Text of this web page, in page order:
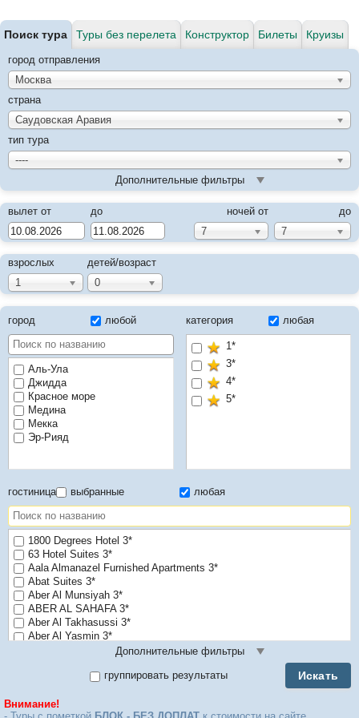
Поиск тура Туры без перелета Конструктор Билеты Круизы
город отправления
Москва
страна
Саудовская Аравия
тип тура
----
Дополнительные фильтры
вылет от
ночей от
7
до
до
7
взрослых
1
детей/возраст
0
город любой
Аль-Ула
Джидда
Красное море
Медина
Мекка
Эр-Рияд
категория любая
1*
3*
4*
5*
гостиница выбранные любая
1800 Degrees Hotel 3*
63 Hotel Suites 3*
Aala Almanazel Furnished Apartments 3*
Abat Suites 3*
Aber Al Munsiyah 3*
ABER AL SAHAFA 3*
Aber Al Takhasussi 3*
Aber Al Yasmin 3*
Abraj Twiq 3 3*
Admire Apart' Hotel 4*
Дополнительные фильтры
Искать
группировать результаты
Внимание!